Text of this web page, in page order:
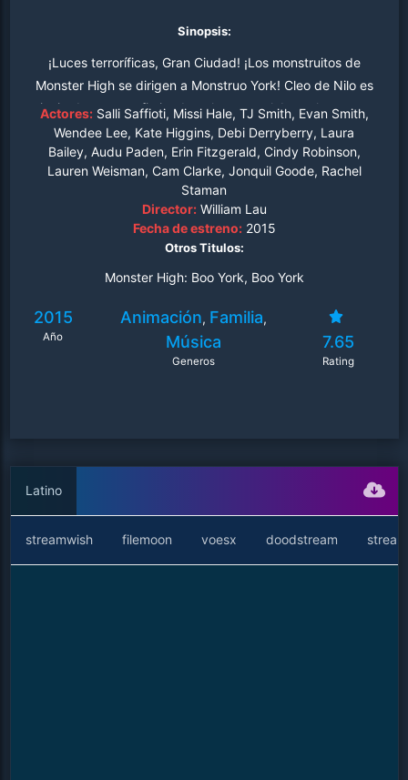
Sinopsis:
¡Luces terroríficas, Gran Ciudad! ¡Los monstruitos de
Monster High se dirigen a Monstruo York! Cleo de Nilo es
invitada a una sofisticada gala para celebrar el regreso
de un cometa mágico y, por supuesto, lleva con ella a
sus bestiales amigos. Pero el viaje no resulta para nada
divertido ni aterrador porque Nefera, la hermana de
Cleo, utiliza los poderes del cometa para sus propios y
tramposamente terribles planes. ¿Podrán los monstruos
resolver el misterio del cometa a tiempo de detener a
Actores: Salli Saffioti, Missi Hale, TJ Smith, Evan Smith,
Wendee Lee, Kate Higgins, Debi Derryberry, Laura
Bailey, Audu Paden, Erin Fitzgerald, Cindy Robinson,
Lauren Weisman, Cam Clarke, Jonquil Goode, Rachel
Staman
Director: William Lau
Fecha de estreno: 2015
Otros Titulos:
Monster High: Boo York, Boo York
2015
Año
Animación, Familia,
Música
Generos
7.65
Rating
Latino
streamwish filemoon voesx doodstream